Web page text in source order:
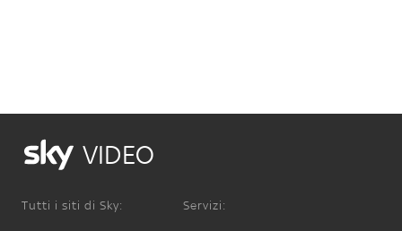
VIDEO
Tutti i siti di Sky: Servizi: